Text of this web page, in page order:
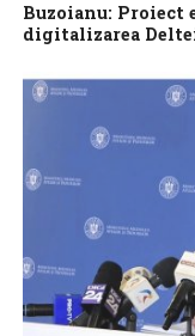
Buzoianu: Proiect
digitalizarea
Un proiect de 28 de
destinat digitalizării
din Administrația